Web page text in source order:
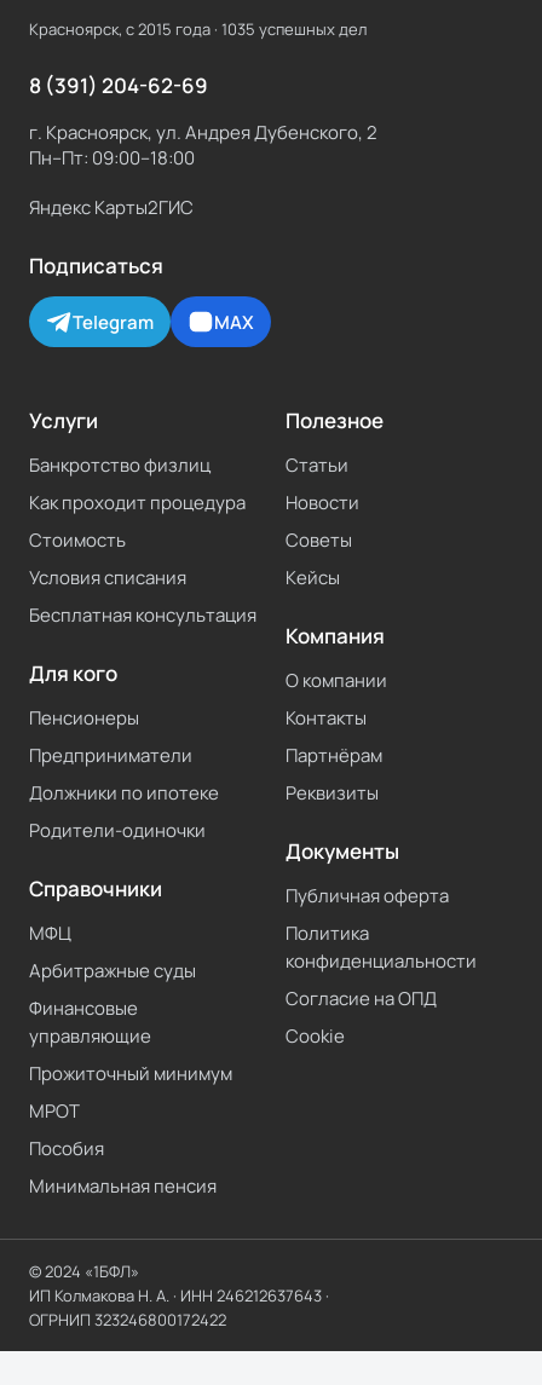
Красноярск, с2015 года · 1035 успешных дел
8 (391) 204-62-69
г. Красноярск, ул. Андрея Дубенского, 2
Пн–Пт: 09:00–18:00
Яндекс Карты2ГИС
Подписаться
Telegram MAX
Услуги
Банкротство физлиц
Как проходит процедура
Стоимость
Условия списания
Бесплатная консультация
Для кого
Пенсионеры
Предприниматели
Должники по ипотеке
Родители-одиночки
Справочники
МФЦ
Арбитражные суды
Финансовые
управляющие
Прожиточный минимум
МРОТ
Пособия
Минимальная пенсия
Полезное
Статьи
Новости
Советы
Кейсы
Компания
О компании
Контакты
Партнёрам
Реквизиты
Документы
Публичная оферта
Политика
конфиденциальности
Согласие на ОПД
Cookie
© 2024 «1БФЛ»
ИП Колмакова Н. А. · ИНН 246212637643 ·
ОГРНИП 323246800172422